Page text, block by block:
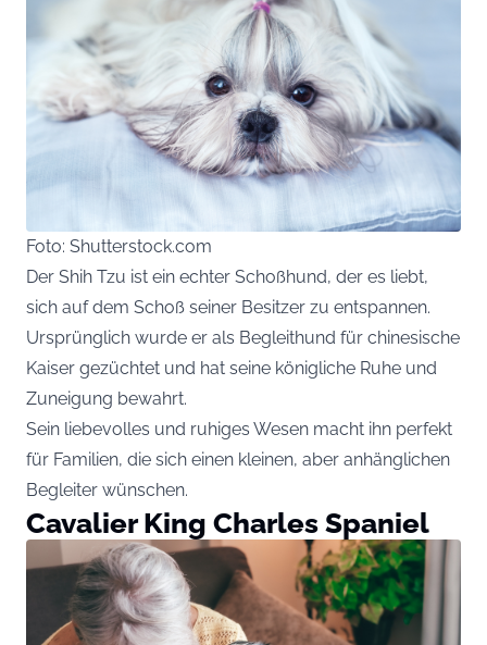
Foto: Shutterstock.com
Der Shih Tzu ist ein echter Schoßhund, der es liebt,
sich auf dem Schoß seiner Besitzer zu entspannen.
Ursprünglich wurde er als Begleithund für chinesische
Kaiser gezüchtet und hat seine königliche Ruhe und
Zuneigung bewahrt.
Sein liebevolles und ruhiges Wesen macht ihn perfekt
für Familien, die sich einen kleinen, aber anhänglichen
Begleiter wünschen.
Cavalier King Charles Spaniel